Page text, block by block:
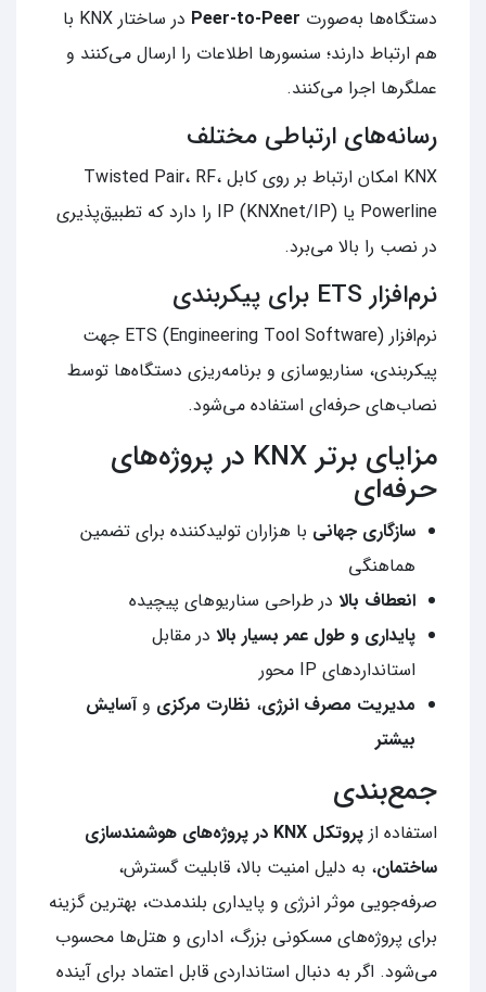
دستگاه‌ها به‌صورت Peer‑to‑Peer
در ساختار KNX با
هم ارتباط دارند؛ سنسورها اطلاعات را ارسال می‌کنند و
عملگرها اجرا می‌کنند.
رسانه‌های ارتباطی مختلف
KNX امکان ارتباط بر روی کابل Twisted Pair، RF،
Powerline یا IP (KNXnet/IP) را دارد که تطبیق‌پذیری
در نصب را بالا می‌برد.
نرم‌افزار ETS برای پیکربندی
نرم‌افزار ETS (Engineering Tool Software) جهت
پیکربندی، سناریوسازی و برنامه‌ریزی دستگاه‌ها توسط
نصاب‌های حرفه‌ای استفاده می‌شود.
مزایای برتر KNX در پروژه‌های
حرفه‌ای
سازگاری جهانی با هزاران تولیدکننده برای تضمین
هماهنگی
انعطاف بالا در طراحی سناریوهای پیچیده
پایداری و طول عمر بسیار بالا در مقابل
استانداردهای IP محور
مدیریت مصرف انرژی، نظارت مرکزی و آسایش
بیشتر
جمع‌بندی
استفاده از
پروتکل KNX در پروژه‌های هوشمندسازی
ساختمان، به دلیل امنیت بالا، قابلیت گسترش،
صرفه‌جویی موثر انرژی‌ و پایداری بلندمدت، بهترین گزینه
برای پروژه‌های مسکونی بزرگ، اداری و هتل‌ها محسوب
می‌شود. اگر به دنبال استانداردی قابل اعتماد برای آینده